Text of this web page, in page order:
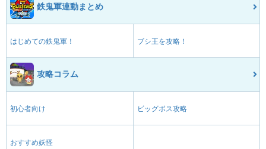
鉄鬼軍連動まとめ
はじめての鉄鬼軍！ ブシ王を攻略！
攻略コラム
初心者向け ビッグボス攻略
おすすめ妖怪